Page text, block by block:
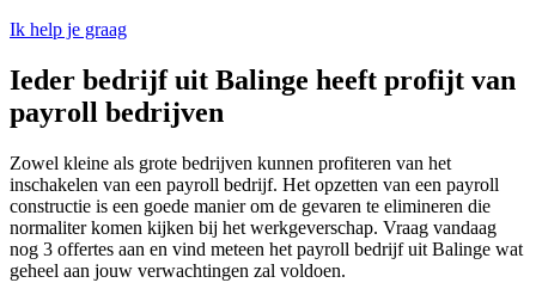
Ik help je graag
Ieder bedrijf uit Balinge heeft profijt van
payroll bedrijven
Zowel kleine als grote bedrijven kunnen profiteren van het
inschakelen van een payroll bedrijf. Het opzetten van een payroll
constructie is een goede manier om de gevaren te elimineren die
normaliter komen kijken bij het werkgeverschap. Vraag vandaag
nog 3 offertes aan en vind meteen het payroll bedrijf uit Balinge wat
geheel aan jouw verwachtingen zal voldoen.